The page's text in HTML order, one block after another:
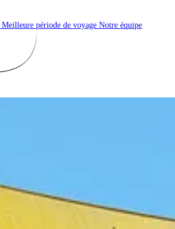
Meilleure période de voyage Notre équipe